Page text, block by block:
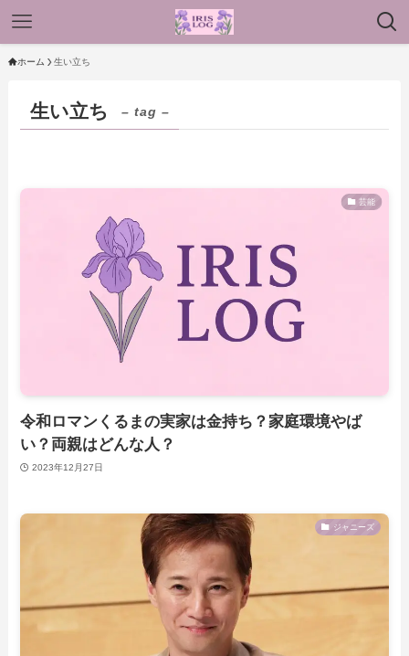
ホーム 生い立ち
生い立ち – tag –
芸能
令和ロマンくるまの実家は金持ち？家庭環境やば
い？両親はどんな人？
2023年12月27日
ジャニーズ